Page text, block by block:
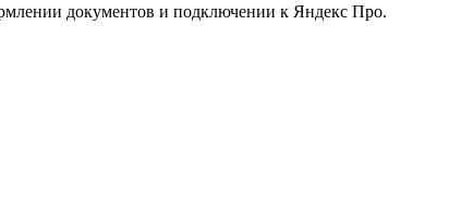
документов и подключении к Яндекс Про.